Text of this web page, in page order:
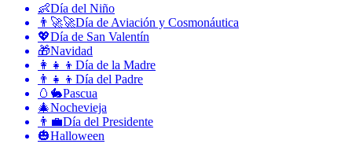
👶Día del Niño
👨‍🚀🚀Día de Aviación y Cosmonáutica
💖Día de San Valentín
🎁Navidad
👩‍👧‍👦 Día de la Madre
👨‍👧‍👦 Día del Padre
🥚🐇Pascua
🎄Nochevieja
👨‍💼Día del Presidente
🎃Halloween